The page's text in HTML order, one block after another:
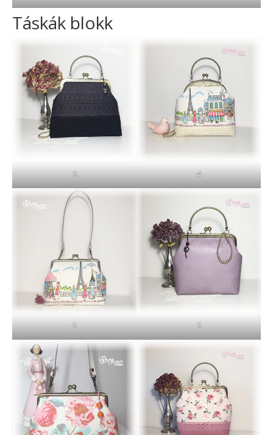
Táskák blokk
3 4
5 6